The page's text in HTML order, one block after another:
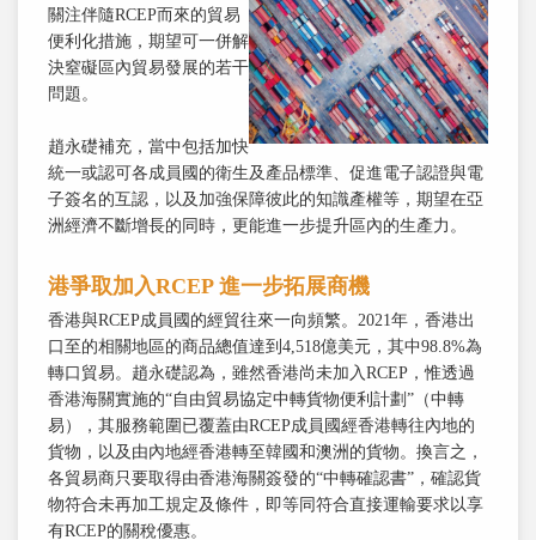
關注伴隨RCEP而來的貿易
便利化措施，期望可一併解
決窒礙區內貿易發展的若干
問題。
趙永礎補充，當中包括加快
統一或認可各成員國的衛生及產品標準、促進電子認證與電
子簽名的互認，以及加強保障彼此的知識產權等，期望在亞
洲經濟不斷增長的同時，更能進一步提升區內的生產力。
港爭取加入RCEP 進一步拓展商機
香港與RCEP成員國的經貿往來一向頻繁。2021年，香港出
口至的相關地區的商品總值達到4,518億美元，其中98.8%為
轉口貿易。趙永礎認為，雖然香港尚未加入RCEP，惟透過
香港海關實施的“自由貿易協定中轉貨物便利計劃”（中轉
易），其服務範圍已覆蓋由RCEP成員國經香港轉往內地的
貨物，以及由內地經香港轉至韓國和澳洲的貨物。換言之，
各貿易商只要取得由香港海關簽發的“中轉確認書”，確認貨
物符合未再加工規定及條件，即等同符合直接運輸要求以享
有RCEP的關稅優惠。